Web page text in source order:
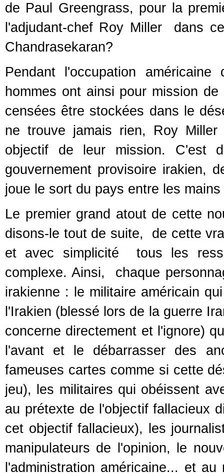
de Paul Greengrass, pour la
l'adjudant-chef Roy Miller dans
Chandrasekaran?
Pendant l'occupation
hommes ont ainsi pour mission
censées être stockées dans le
ne trouve jamais rien, Roy
objectif de leur mission. C'est
gouvernement provisoire irakien,
joue le sort du pays entre les
Le premier grand atout de cette
disons-le tout de suite, de cette
et avec simplicité tous les
complexe. Ainsi, chaque
irakienne : le militaire américain
l'Irakien (blessé lors de la guerre
concerne directement et l'ignore)
l'avant et le débarrasser des
fameuses cartes comme si cette
jeu), les militaires qui obéissent
au prétexte de l'objectif fallacieux
cet objectif fallacieux), les
manipulateurs de l'opinion, le
l'administration américaine... et